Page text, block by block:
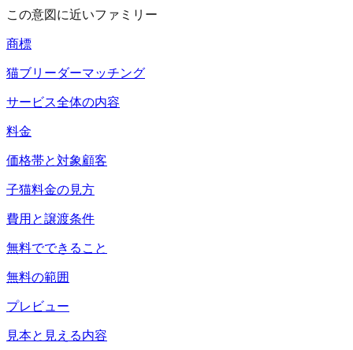
この意図に近いファミリー
商標
猫ブリーダーマッチング
サービス全体の内容
料金
価格帯と対象顧客
子猫料金の見方
費用と譲渡条件
無料でできること
無料の範囲
プレビュー
見本と見える内容